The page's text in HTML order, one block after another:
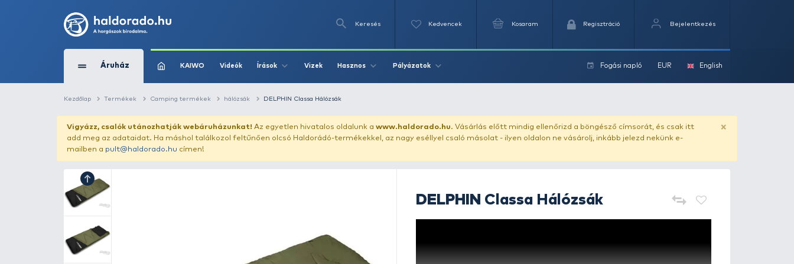
Kedvencek Kosaram
Áruház KAIWO Videók Írások Vizek Hasznos Pályázatok Fogási
Kezdőlap Termékek Camping termékek hálózsák DELPHIN Classa Hálózsák
. Vásárlás előtt mindig ellenőrizd a böngésző
add meg az adataidat. Ha máshol találkozol feltűnően olcsó Haldorádó-termékekkel, az nagy eséllyel csaló másolat - ilyen oldalon ne vásárolj, inkább
mailben a
DELPHIN Classa Hálózsák